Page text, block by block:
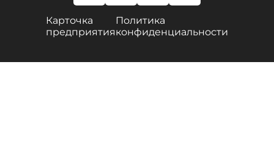
Карточка
предприятия
Политика
конфиденциальности